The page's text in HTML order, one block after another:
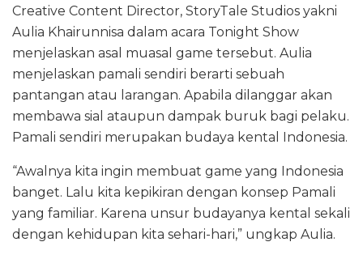
Creative Content Director, StoryTale Studios yakni
Aulia Khairunnisa dalam acara Tonight Show
menjelaskan asal muasal game tersebut. Aulia
menjelaskan pamali sendiri berarti sebuah
pantangan atau larangan. Apabila dilanggar akan
membawa sial ataupun dampak buruk bagi pelaku.
Pamali sendiri merupakan budaya kental Indonesia.
“Awalnya kita ingin membuat game yang Indonesia
banget. Lalu kita kepikiran dengan konsep Pamali
yang familiar. Karena unsur budayanya kental sekali
dengan kehidupan kita sehari-hari,” ungkap Aulia.